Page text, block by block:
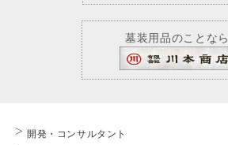
墓装用品のことなら
開発・コンサルタント